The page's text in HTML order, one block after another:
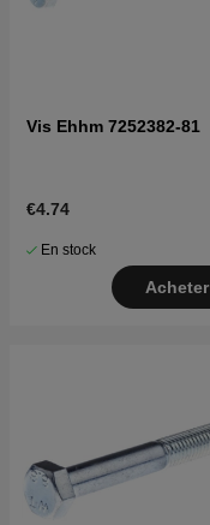
Vis Ehhm 7252382-81
€4.74
En stock
Acheter